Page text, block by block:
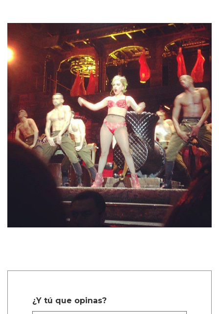
¿Y tú que opinas?